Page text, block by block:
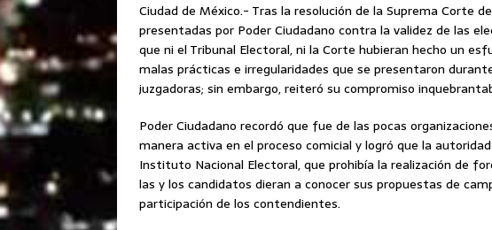
Ciudad de México.- Tras la resolución de la Suprema Corte
presentadas por Poder Ciudadano contra la validez de las
que ni el Tribunal Electoral, ni la Corte hubieran hecho un
malas prácticas e irregularidades que se presentaron
juzgadoras; sin embargo, reiteró su compromiso
Poder Ciudadano recordó que fue de las pocas
manera activa en el proceso comicial y logró que la
Instituto Nacional Electoral, que prohibía la realización de
las y los candidatos dieran a conocer sus propuestas de
participación de los contendientes.